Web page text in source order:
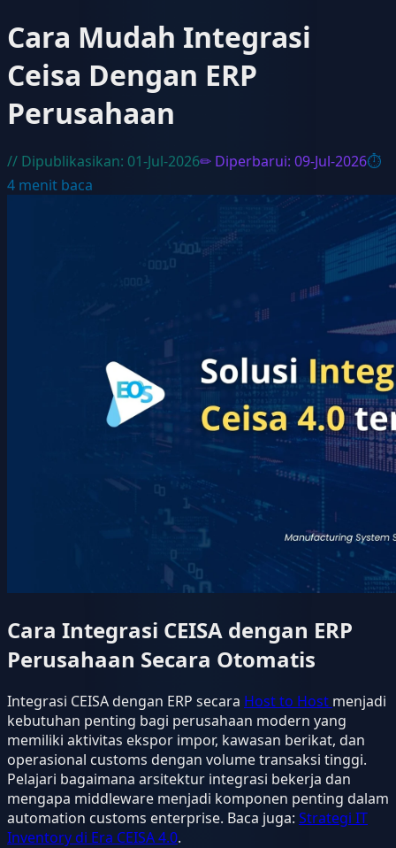
Cara Mudah Integrasi
Ceisa Dengan ERP
Perusahaan
// Dipublikasikan: 01-Jul-2026✏ Diperbarui: 09-Jul-2026⏱
4 menit baca
Cara Integrasi CEISA dengan ERP
Perusahaan Secara Otomatis
Integrasi CEISA dengan ERP secara Host to Host menjadi
kebutuhan penting bagi perusahaan modern yang
memiliki aktivitas ekspor impor, kawasan berikat, dan
operasional customs dengan volume transaksi tinggi.
Pelajari bagaimana arsitektur integrasi bekerja dan
mengapa middleware menjadi komponen penting dalam
automation customs enterprise. Baca juga: Strategi IT
Inventory di Era CEISA 4.0.